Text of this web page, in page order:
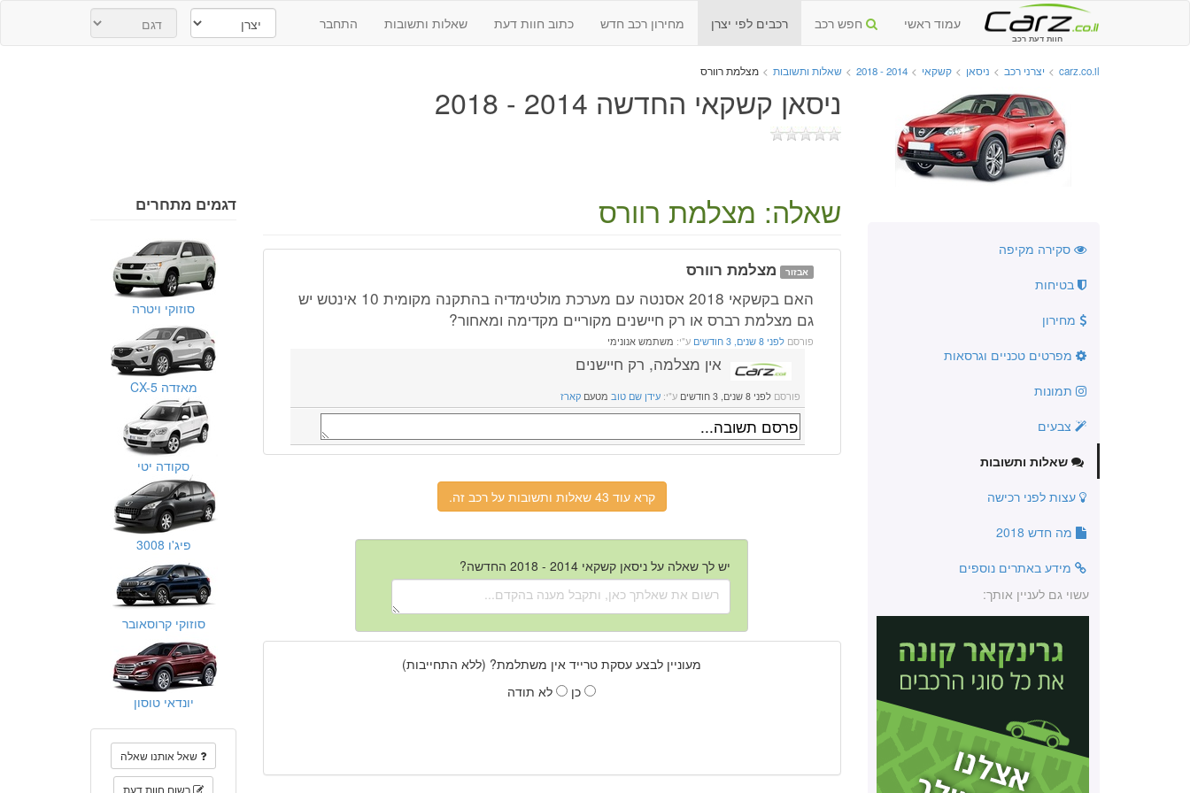
חוות דעת רכב
עמוד ראשי חפש רכב רכבים לפי יצרן מחירון רכב חדש כתוב חוות דעת שאלות ותשובות התחבר
carz.co.il
> יצרני רכב > ניסאן > קשקאי >
2014 - 2018
> שאלות ותשובות > מצלמת רוורס
ניסאן קשקאי החדשה 2014 - 2018
סקירה מקיפה
בטיחות
מחירון
מפרטים טכניים וגרסאות
תמונות
צבעים
שאלות ותשובות
עצות לפני רכישה
מה חדש 2018
מידע באתרים נוספים
עשוי גם לעניין אותך:
שאלה: מצלמת רוורס
אבזור מצלמת רוורס
האם בקשקאי 2018 אסנטה עם מערכת מולטימדיה בהתקנה מקומית 10 אינטש יש
גם מצלמת רברס או רק חיישנים מקוריים מקדימה ומאחור?
פורסםלפני 8 שנים, 3 חודשים ע"י: משתמש אנונימי
אין מצלמה, רק חיישנים
פורסםלפני 8 שנים, 3 חודשים ע"י:עידן שם טוב מטעםקארז
קרא עוד 43 שאלות ותשובות על רכב זה.
יש לך שאלה על ניסאן קשקאי 2014 - 2018 החדשה?
מעוניין לבצע עסקת טרייד אין משתלמת? (ללא התחייבות)
כן
לא תודה
דגמים מתחרים
סוזוקי ויטרה
מאזדה CX-5
סקודה יטי
פיג'ו 3008
סוזוקי קרוסאובר
יונדאי טוסון
שאל אותנו שאלה
רשום חוות דעת